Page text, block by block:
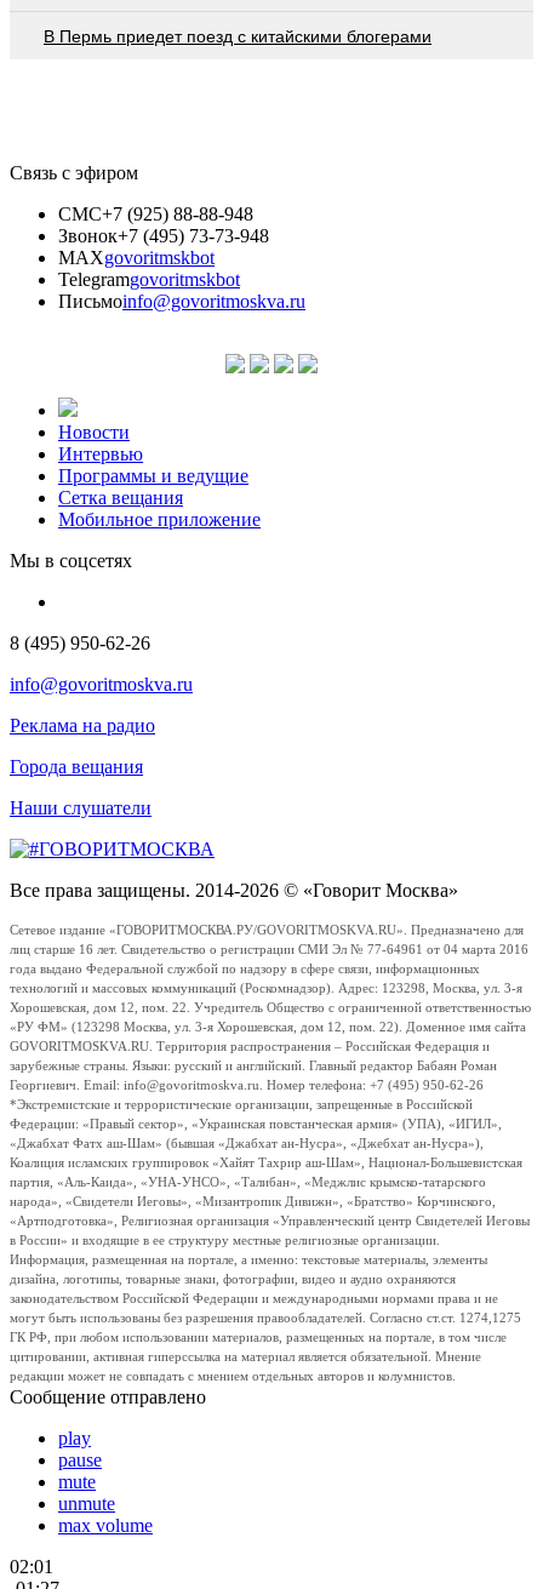
В Пермь приедет поезд с китайскими блогерами
Связь с эфиром
СМС+7 (925) 88-88-948
Звонок+7 (495) 73-73-948
MAXgovoritmskbot
Telegramgovoritmskbot
Письмоinfo@govoritmoskva.ru
Новости
Интервью
Программы и ведущие
Сетка вещания
Мобильное приложение
Мы в соцсетях
8 (495) 950-62-26
info@govoritmoskva.ru
Реклама на радио
Города вещания
Наши слушатели
Все права защищены. 2014-2026 © «Говорит Москва»
Сетевое издание «ГОВОРИТМОСКВА.РУ/GOVORITMOSKVA.RU». Предназначено для
лиц старше 16 лет. Свидетельство о регистрации СМИ Эл № 77-64961 от 04 марта 2016
года выдано Федеральной службой по надзору в сфере связи, информационных
технологий и массовых коммуникаций (Роскомнадзор). Адрес: 123298, Москва, ул. 3-я
Хорошевская, дом 12, пом. 22. Учредитель Общество с ограниченной ответственностью
«РУ ФМ» (123298 Москва, ул. 3-я Хорошевская, дом 12, пом. 22). Доменное имя сайта
GOVORITMOSKVA.RU. Территория распространения – Российская Федерация и
зарубежные страны. Языки: русский и английский. Главный редактор Бабаян Роман
Георгиевич. Email: info@govoritmoskva.ru. Номер телефона: +7 (495) 950-62-26
*Экстремистские и террористические организации, запрещенные в Российской
Федерации: «Правый сектор», «Украинская повстанческая армия» (УПА), «ИГИЛ»,
«Джабхат Фатх аш-Шам» (бывшая «Джабхат ан-Нусра», «Джебхат ан-Нусра»),
Коалиция исламских группировок «Хайят Тахрир аш-Шам», Национал-Большевистская
партия, «Аль-Каида», «УНА-УНСО», «Талибан», «Меджлис крымско-татарского
народа», «Свидетели Иеговы», «Мизантропик Дивижн», «Братство» Корчинского,
«Артподготовка», Религиозная организация «Управленческий центр Свидетелей Иеговы
в России» и входящие в ее структуру местные религиозные организации.
Информация, размещенная на портале, а именно: текстовые материалы, элементы
дизайна, логотипы, товарные знаки, фотографии, видео и аудио охраняются
законодательством Российской Федерации и международными нормами права и не
могут быть использованы без разрешения правообладателей. Согласно ст.ст. 1274,1275
ГК РФ, при любом использовании материалов, размещенных на портале, в том числе
цитировании, активная гиперссылка на материал является обязательной. Мнение
редакции может не совпадать с мнением отдельных авторов и колумнистов.
Сообщение отправлено
play
pause
mute
unmute
max volume
02:01